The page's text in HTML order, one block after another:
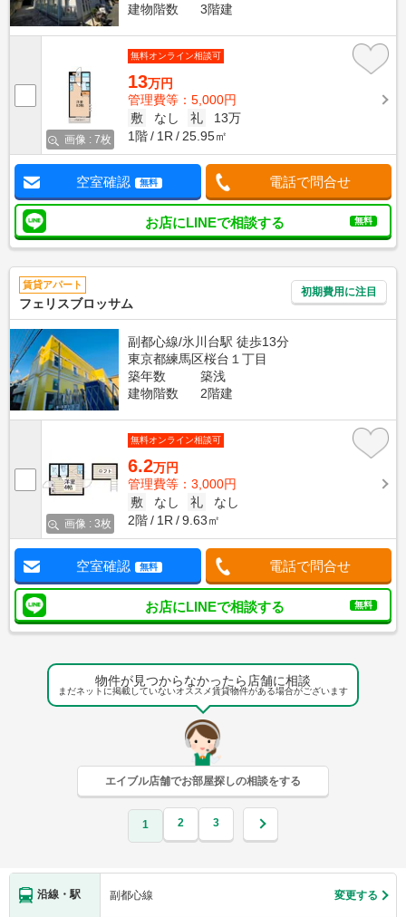
建物階数
3階建
画像 : 7枚
無料オンライン相談可
13万円
管理費等：5,000円
敷
なし 礼
13万
1階
1R 25.95㎡
空室確認 無料 電話で問合せ
お店にLINEで相談する 無料
賃貸アパート
フェリスブロッサム
初期費用に注目
副都心線/氷川台駅 徒歩13分
東京都練馬区桜台１丁目
築年数
築浅
建物階数
2階建
画像 : 3枚
無料オンライン相談可
6.2万円
管理費等：3,000円
敷
なし 礼
なし
2階
1R 9.63㎡
空室確認 無料 電話で問合せ
お店にLINEで相談する 無料
物件が見つからなかったら店舗に相談
まだネットに掲載していないオススメ賃貸物件がある場合がございます
エイブル店舗でお部屋探しの相談をする
1 2 3
沿線・駅 副都心線 変更する